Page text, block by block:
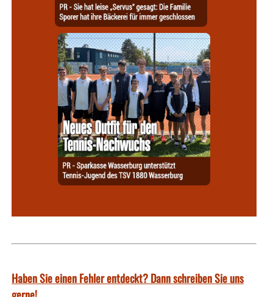
Haben Sie einen Fehler entdeckt? Dann schreiben Sie uns